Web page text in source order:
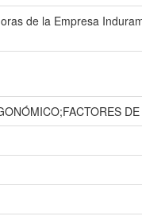
de la Empresa